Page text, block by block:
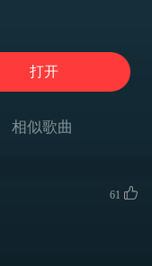
打开
相似歌曲
61